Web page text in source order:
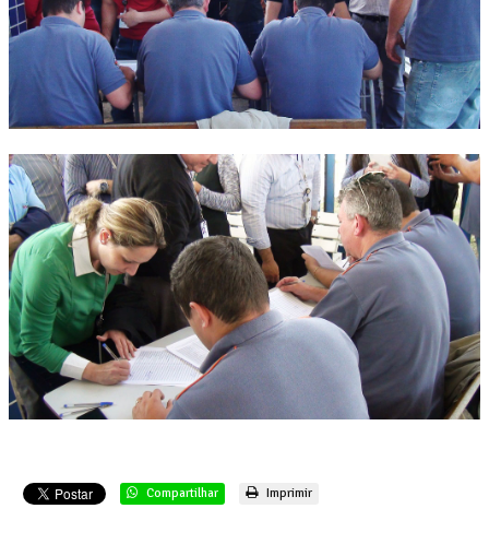
Compartilhar Imprimir